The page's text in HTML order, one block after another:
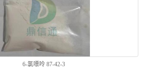
6-氯嘌呤 87-42-3